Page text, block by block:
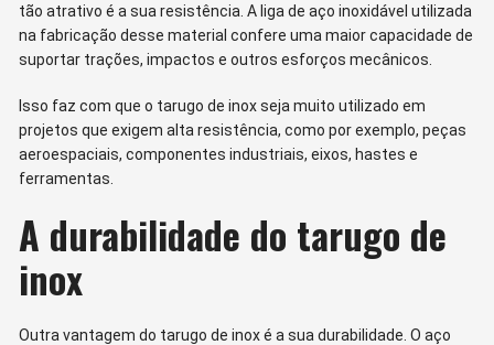
tão atrativo é a sua resistência. A liga de aço inoxidável utilizada
na fabricação desse material confere uma maior capacidade de
suportar trações, impactos e outros esforços mecânicos.
Isso faz com que o tarugo de inox seja muito utilizado em
projetos que exigem alta resistência, como por exemplo, peças
aeroespaciais, componentes industriais, eixos, hastes e
ferramentas.
A durabilidade do tarugo de
inox
Outra vantagem do tarugo de inox é a sua durabilidade. O aço